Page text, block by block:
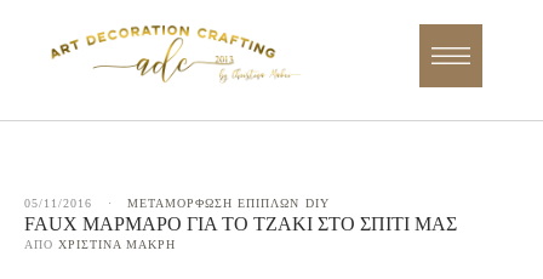
05/11/2016 · ΜΕΤΑΜΟΡΦΩΣΗ ΕΠΙΠΛΩΝ DIY
FAUX ΜΆΡΜΑΡΟ ΓΙΑ ΤΟ ΤΖΆΚΙ ΣΤΟ ΣΠΊΤΙ ΜΑΣ
ΑΠΌ ΧΡΙΣΤΊΝΑ ΜΑΚΡΉ